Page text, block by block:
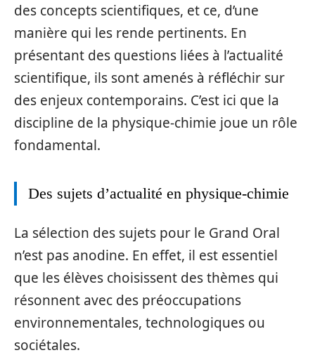
des concepts scientifiques, et ce, d’une
manière qui les rende pertinents. En
présentant des questions liées à l’actualité
scientifique, ils sont amenés à réfléchir sur
des enjeux contemporains. C’est ici que la
discipline de la physique-chimie joue un rôle
fondamental.
Des sujets d’actualité en physique-chimie
La sélection des sujets pour le Grand Oral
n’est pas anodine. En effet, il est essentiel
que les élèves choisissent des thèmes qui
résonnent avec des préoccupations
environnementales, technologiques ou
sociétales.